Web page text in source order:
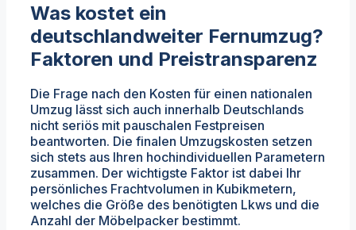
Was kostet ein
deutschlandweiter Fernumzug?
Faktoren und Preistransparenz
Die Frage nach den Kosten für einen nationalen
Umzug lässt sich auch innerhalb Deutschlands
nicht seriös mit pauschalen Festpreisen
beantworten. Die finalen Umzugskosten setzen
sich stets aus Ihren hochindividuellen Parametern
zusammen. Der wichtigste Faktor ist dabei Ihr
persönliches Frachtvolumen in Kubikmetern,
welches die Größe des benötigten Lkws und die
Anzahl der Möbelpacker bestimmt.